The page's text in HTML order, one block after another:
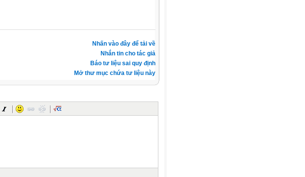
Nhấn vào đây để tải về
Nhắn tin cho tác giả
Báo tư liệu sai quy định
Mở thư mục chứa tư liệu này